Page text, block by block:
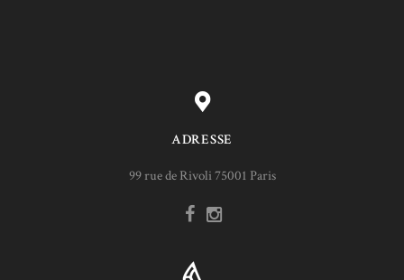
ADRESSE
99 rue de Rivoli 75001 Paris